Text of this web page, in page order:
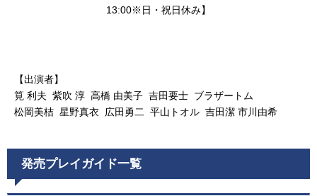
13:00※日・祝日休み】
【出演者】
筧 利夫 紫吹 淳 高橋 由美子 吉田要士 ブラザートム
松岡美桔 星野真衣 広田勇二 平山トオル 吉田潔 市川由希
発売プレイガイド一覧